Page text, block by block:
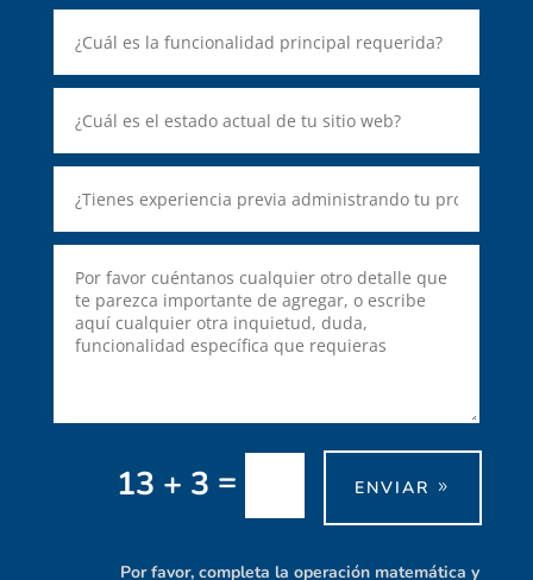
13 + 3 = ENVIAR
Por favor, completa la operación matemática y